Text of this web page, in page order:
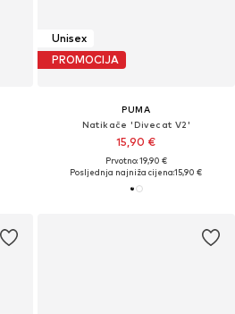
Unisex
PROMOCIJA
PUMA
Natikače 'Divecat V2'
15,90 €
Prvotno: 19,90 €
Posljednja najniža cijena:15,90 €